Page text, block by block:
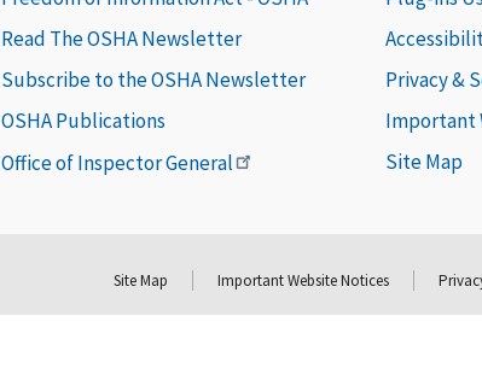
Read The OSHA Newsletter
Subscribe to the OSHA Newsletter
OSHA Publications
Office of Inspector General
Privacy &
Important
Site Map
Site Map Important Website Notices